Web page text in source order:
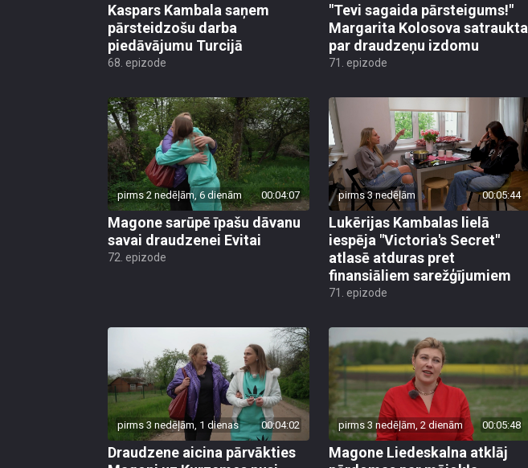
Kaspars Kambala saņem
pārsteidzošu darba
piedāvājumu Turcijā
68. epizode
"Tevi sagaida pārsteigums!"
Margarita Kolosova satraukta
par draudzeņu izdomu
71. epizode
pirms 2 nedēļām, 6 dienām 00:04:07
Magone sarūpē īpašu dāvanu
savai draudzenei Evitai
72. epizode
pirms 3 nedēļām 00:05:44
Lukērijas Kambalas lielā
iespēja "Victoria's Secret"
atlasē atduras pret
finansiāliem sarežģījumiem
71. epizode
pirms 3 nedēļām, 1 dienas 00:04:02
Draudzene aicina pārvākties
pirms 3 nedēļām, 2 dienām 00:05:48
Magone Liedeskalna atklāj